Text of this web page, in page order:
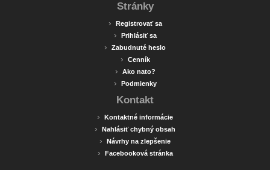
Stránky
› Registrovať sa
› Prihlásiť sa
› Zabudnuté heslo
› Cenník
› Ako nato?
› Podmienky
Kontakt
› Kontaktné informácie
› Nahlásiť chybný obsah
› Návrhy na zlepšenie
› Facebooková stránka